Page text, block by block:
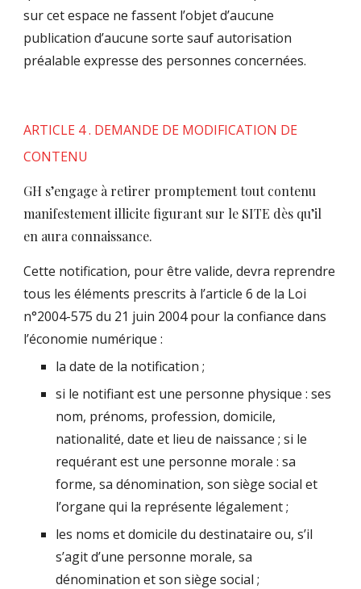
sur cet espace ne fassent l’objet d’aucune
publication d’aucune sorte sauf autorisation
préalable expresse des personnes concernées.
ARTICLE 4 . DEMANDE DE MODIFICATION DE
CONTENU
GH s’engage à retirer promptement tout contenu
manifestement illicite figurant sur le SITE dès qu’il
en aura connaissance.
Cette notification, pour être valide, devra reprendre
tous les éléments prescrits à l’article 6 de la Loi
n°2004-575 du 21 juin 2004 pour la confiance dans
l’économie numérique :
la date de la notification ;
si le notifiant est une personne physique : ses
nom, prénoms, profession, domicile,
nationalité, date et lieu de naissance ; si le
requérant est une personne morale : sa
forme, sa dénomination, son siège social et
l’organe qui la représente légalement ;
les noms et domicile du destinataire ou, s’il
s’agit d’une personne morale, sa
dénomination et son siège social ;